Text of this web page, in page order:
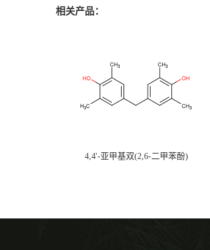
相关产品：
4,4'-亚甲基双(2,6-二甲苯酚)